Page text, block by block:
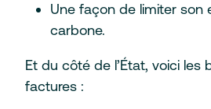
Une façon de limiter son
carbone.
Et du côté de l’État, voici les
factures :